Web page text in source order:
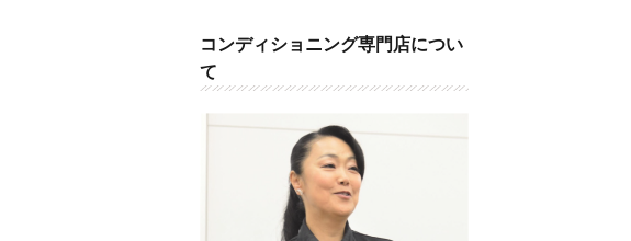
コンディショニング専門店につい
て